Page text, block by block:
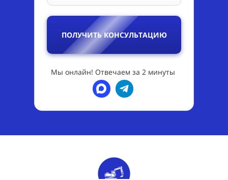
ПОЛУЧИТЬ КОНСУЛЬТАЦИЮ
Мы онлайн! Отвечаем за 2 минуты